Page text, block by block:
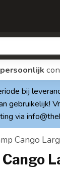
persoonlijk
bij
gebruikelijk!
via
Cango